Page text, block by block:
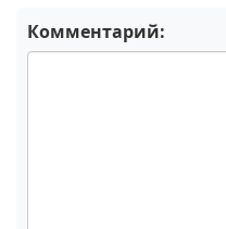
Комментарий: